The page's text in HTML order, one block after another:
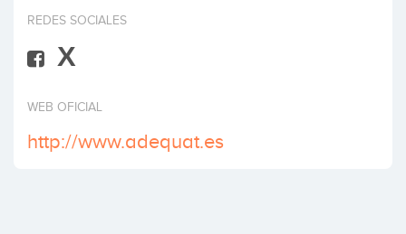
Invertir
REDES SOCIALES
X
WEB OFICIAL
http://www.adequat.es